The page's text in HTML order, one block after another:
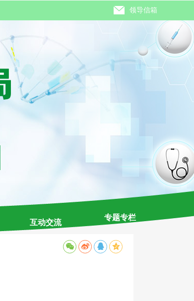
领导信箱
互动交流
专题专栏